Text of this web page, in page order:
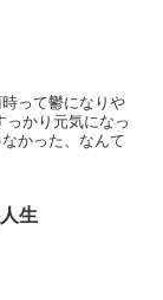
って鬱になりや
かり元気になっ
かった、なんて
生